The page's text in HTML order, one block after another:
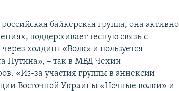
байкерская группа, она активно
поддерживает тесную связь с
холдинг «Волк» и пользуется
Путина», – так в МВД Чехии
«Из-за участия группы в аннексии
Восточной Украины «Ночные волки» и